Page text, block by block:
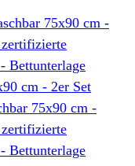
75x90 cm -
Bettunterlage